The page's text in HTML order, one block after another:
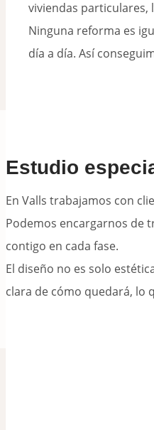
viviendas particulares,
Ninguna reforma es
día a día. Así
Estudio
En Valls trabajamos con
Podemos encargarnos de
contigo en cada fase.
El diseño no es solo
clara de cómo quedará, lo